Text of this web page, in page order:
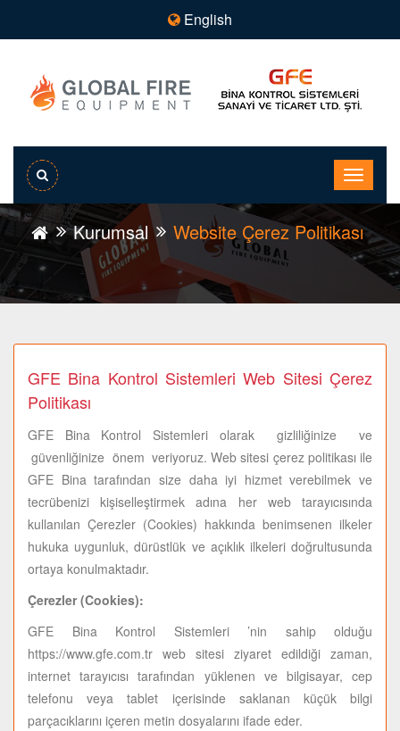
English
Kurumsal Website Çerez Politikası
GFE Bina Kontrol Sistemleri Web Sitesi Çerez
Politikası
GFE Bina Kontrol Sistemleri olarak gizliliğinize ve
güvenliğinize önem veriyoruz. Web sitesi çerez politikası ile
GFE Bina tarafından size daha iyi hizmet verebilmek ve
tecrübenizi kişiselleştirmek adına her web tarayıcısında
kullanılan Çerezler (Cookies) hakkında benimsenen ilkeler
hukuka uygunluk, dürüstlük ve açıklık ilkeleri doğrultusunda
ortaya konulmaktadır.
Çerezler (Cookies):
GFE Bina Kontrol Sistemleri ’nin sahip olduğu
https://www.gfe.com.tr web sitesi ziyaret edildiği zaman,
internet tarayıcısı tarafından yüklenen ve bilgisayar, cep
telefonu veya tablet içerisinde saklanan küçük bilgi
parçacıklarını içeren metin dosyalarını ifade eder.